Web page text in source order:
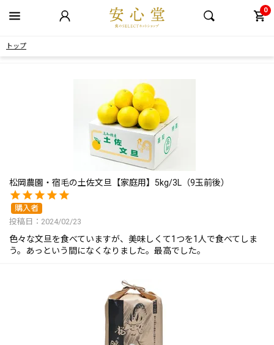
0
トップ
松岡農園・宿毛の土佐文旦【家庭用】5kg/3L（9玉前後）
購入者
投稿日
2024/02/23
色々な文旦を食べていますが、美味しくて1つを1人で食べてしま
う。あっという間になくなりました。最高でした。